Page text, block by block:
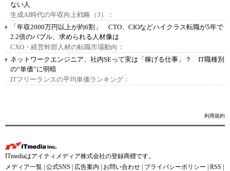
ない人
生成AI時代の年収向上戦略（3）：
「年収2000万円以上が約6割」 CTO、CIOなどハイクラス転職が5年で
2.2倍のバブル、求められる人材像は
CXO・経営幹部人材の転職市場動向：
ネットワークエンジニア、社内SEって実は「稼げる仕事」？ IT職種別
の“単価”に明暗
ITフリーランスの平均単価ランキング：
利用規約
ITmediaはアイティメディア株式会社の登録商標です。
メディア一覧 公式SNS 広告案内 お問い合わせ プライバシーポリシー RSS